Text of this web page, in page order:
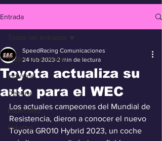
Entrada
Todas las entradas
Industria
Deporte
Especiales
Industra
Todas las entradas
Toyota actualiza su
auto para el WEC
SpeedRacing Comunicaciones
24 feb 2023 2 min de lectura
Los actuales campeones del Mundial de
Resistencia, dieron a conocer el nuevo
Toyota GR010 Hybrid 2023, un coche